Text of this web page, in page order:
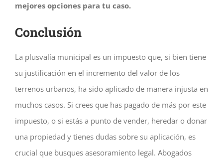
mejores opciones para tu caso.
Conclusión
La plusvalía municipal es un impuesto que, si bien tiene
su justificación en el incremento del valor de los
terrenos urbanos, ha sido aplicado de manera injusta en
muchos casos. Si crees que has pagado de más por este
impuesto, o si estás a punto de vender, heredar o donar
una propiedad y tienes dudas sobre su aplicación, es
crucial que busques asesoramiento legal. Abogados